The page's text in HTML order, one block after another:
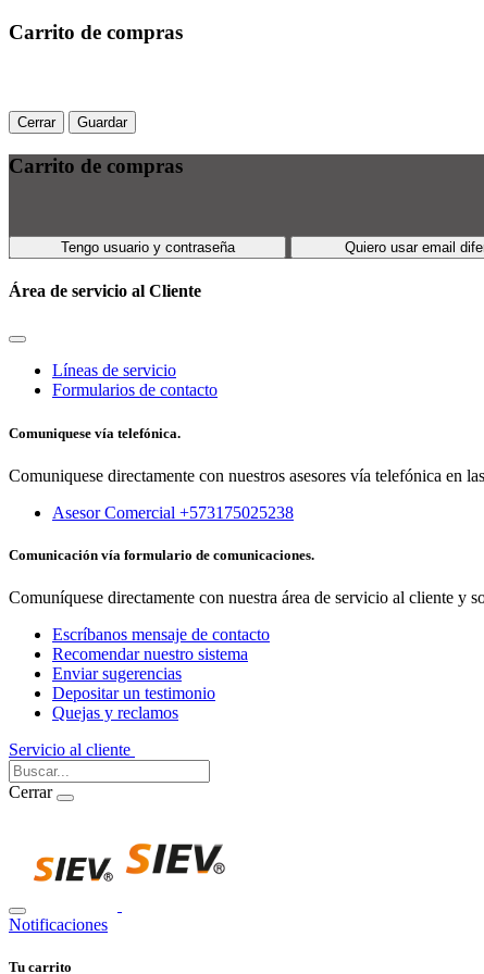
Carrito de compras
Cerrar Guardar
Carrito de compras
Tengo usuario y contraseña Quiero usar email
Área de servicio al Cliente
Líneas de servicio
Formularios de contacto
Comuniquese vía telefónica.
Comuniquese directamente con nuestros asesores vía telefónica en
Asesor Comercial +573175025238
Comunicación vía formulario de comunicaciones.
Comuníquese directamente con nuestra área de servicio al cliente y
Escríbanos mensaje de contacto
Recomendar nuestro sistema
Enviar sugerencias
Depositar un testimonio
Quejas y reclamos
Servicio al cliente
Cerrar
Notificaciones
Tu carrito